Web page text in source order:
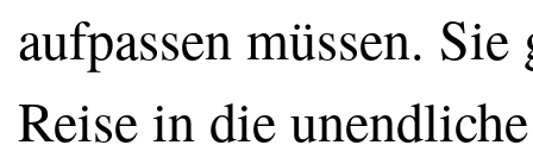
aufpassen müssen.
Reise in die